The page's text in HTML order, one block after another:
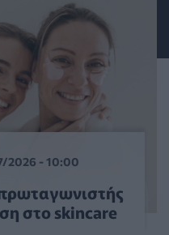
2026 - 10:00
στο skincare